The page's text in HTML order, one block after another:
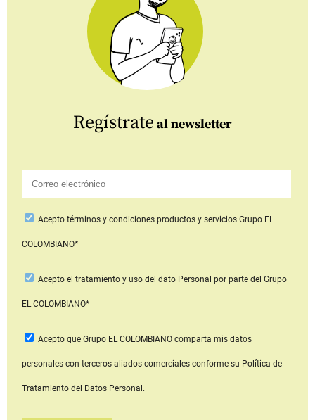
Regístrate al newsletter
Aceptotérminos y condiciones productos y serviciosGrupo EL
COLOMBIANO*
Acepto el tratamiento y uso del dato Personal por parte del Grupo
EL COLOMBIANO*
Acepto que Grupo EL COLOMBIANOcomparta mis datos
personales con terceros aliados comerciales conforme su Política de
Tratamiento del Datos Personal.